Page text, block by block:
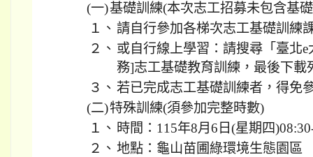
(一)基礎訓練(本次志工招募未包含基
１、 請自行參加各梯次志工基礎訓練
２、 或自行線上學習：請搜尋「臺北
務]志工基礎教育訓練，最後下載
３、 若已完成志工基礎訓練者，得免
(二)特殊訓練(須參加完整時數)
１、 時間：115年8月6日(星期四
２、 地點：龜山苗圃綠環境生態園區